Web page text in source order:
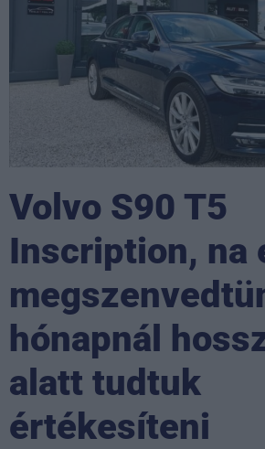
Volvo S90 T5
Inscription, na
hónapnál
alatt tudtuk
értékesíteni